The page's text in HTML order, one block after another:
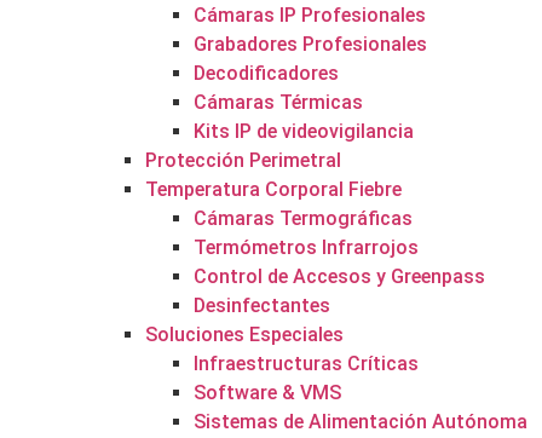
Cámaras IP Profesionales
Grabadores Profesionales
Decodificadores
Cámaras Térmicas
Kits IP de videovigilancia
Protección Perimetral
Temperatura Corporal Fiebre
Cámaras Termográficas
Termómetros Infrarrojos
Control de Accesos y Greenpass
Desinfectantes
Soluciones Especiales
Infraestructuras Críticas
Software & VMS
Sistemas de Alimentación Autónoma